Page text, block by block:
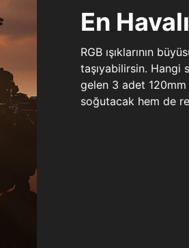
En
RGB ışıklarının
taşıyabilirsin. Hangi
gelen 3 adet 120mm
soğutacak hem de